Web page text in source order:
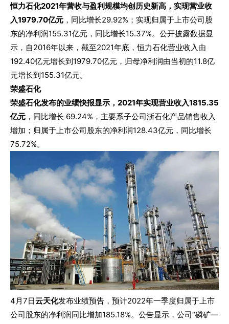
恒力石化2021年营收与盈利规模均创历史新高，实现营业收
入1979.70亿元 ，同比增长29.92%；实现归属于上市公司股
东的净利润155.31亿元，同比增长15.37%。 公开披露数据显
示，自2016年以来，截至2021年底，恒力石化营业收入由
192.40亿元增长到1979.70亿元，归母净利润由当初的11.8亿
元增长到155.31亿元。
荣盛石化
荣盛石化发布的业绩快报显示，2021年实现营业收入1815.35
亿元 ，同比增长 69.24%，主要系子公司浙石化产品销售收入
增加；归属于上市公司股东的净利润128.43亿元，同比增长
75.72%。
4月7日云天化发布业绩预告，预计2022年一季度归属于上市
公司股东的净利润同比增加185.18%。公告显示，公司“磷矿—